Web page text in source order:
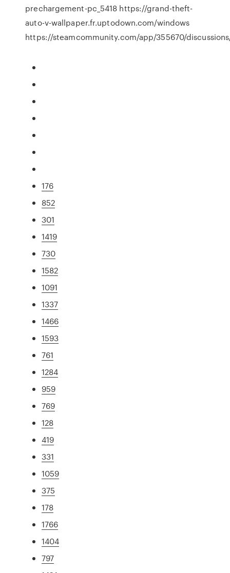
prechargement-pc_5418 https://grand-theft-
auto-v-wallpaper.fr.uptodown.com/windows
https://steamcommunity.com/app/355670/
176
852
301
1419
730
1582
1091
1337
1466
1593
761
1284
959
769
128
419
331
1059
375
178
1766
1404
797